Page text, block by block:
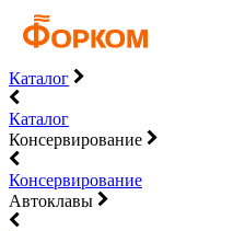
Каталог
Каталог
Консервирование
Консервирование
Автоклавы